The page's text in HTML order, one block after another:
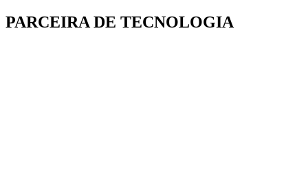
PARCEIRA DE TECNOLOGIA